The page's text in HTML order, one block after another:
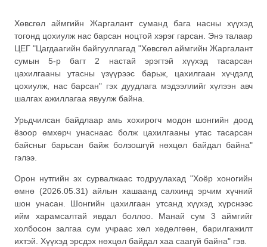
Хөвсгөл аймгийн Жаргалант суманд бага насны хүүхэд
тогонд цохиулж нас барсан ноцтой хэрэг гарсан. Энэ талаар
ЦЕГ "Цагдаагийн байгууллагад "Хөвсгөл аймгийн Жаргалант
сумын 5-р багт 2 настай эрэгтэй хүүхэд тасарсан
цахилгааны утасны үзүүрээс барьж, цахилгаан хүчдэлд
цохиулж, нас барсан" гэх дуудлага мэдээллийг хүлээн авч
шалгах ажиллагаа явуулж байна.
Урьдчилсан байдлаар амь хохирогч модон шонгийн доод
ёзоор өмхөрч унаснаас болж цахилгааны утас тасарсан
байсныг барьсан байж болзошгүй нөхцөл байдал байна"
гэлээ.
Орон нутгийн эх сурвалжаас тодруулахад "Хоёр хоногийн
өмнө (2026.05.31) айлын хашаанд салхинд эрчим хүчний
шон унасан. Шонгийн цахилгаан утсанд хүүхэд хүрснээс
ийм харамсалтай явдал боллоо. Манай сум 3 аймгийг
холбосон залгаа сум учраас хөл хөдөлгөөн, барилгажилт
ихтэй. Хүүхэд эрсдэх нөхцөл байдал хаа саагүй байна" гэв.